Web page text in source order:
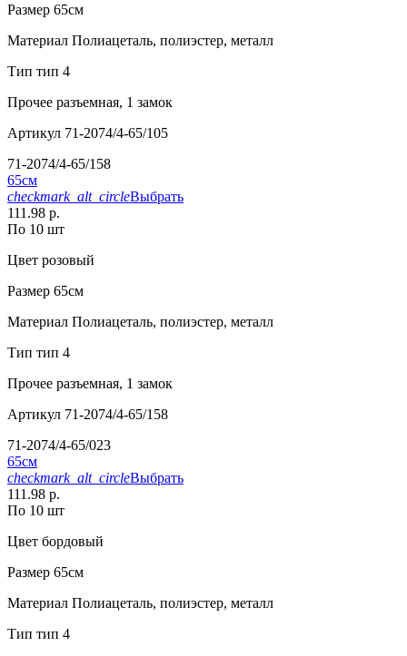
Размер 65см
Материал Полиацеталь, полиэстер, металл
Тип тип 4
Прочее разъемная, 1 замок
Артикул 71-2074/4-65/105
71-2074/4-65/158
65см
checkmark_alt_circleВыбрать
111.98 р.
По 10 шт
Цвет розовый
Размер 65см
Материал Полиацеталь, полиэстер, металл
Тип тип 4
Прочее разъемная, 1 замок
Артикул 71-2074/4-65/158
71-2074/4-65/023
65см
checkmark_alt_circleВыбрать
111.98 р.
По 10 шт
Цвет бордовый
Размер 65см
Материал Полиацеталь, полиэстер, металл
Тип тип 4